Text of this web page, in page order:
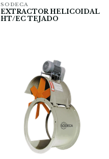
SODECA
EXTRACTOR HELICOIDAL
HT/EC TEJADO